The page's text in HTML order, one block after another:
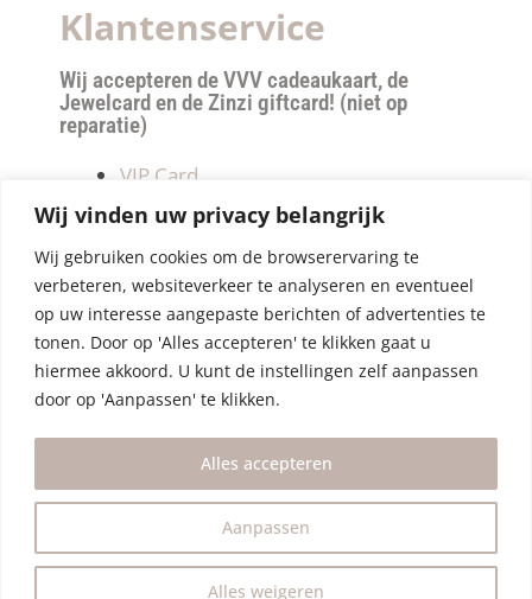
Wij vinden uw privacy belangrijk
Wij gebruiken cookies om de browserervaring te
verbeteren, websiteverkeer te analyseren en eventueel
op uw interesse aangepaste berichten of advertenties te
tonen. Door op 'Alles accepteren' te klikken gaat u
hiermee akkoord. U kunt de instellingen zelf aanpassen
door op 'Aanpassen' te klikken.
Aanpassen
Alles weigeren
Alles accepteren
Klantenservice
Wij accepteren de VVV cadeaukaart, de
Jewelcard en de Zinzi giftcard! (niet op
reparatie)
VIP Card
Retourneren
Betalen & verzendkosten
Privacy Policy
Algemene Voorwaarden